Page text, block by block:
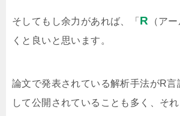
そしてもし余力があれば、「 R （ア
くと良いと思います。
論文で発表されている解析手法がR言
して公開されていることも多く、そ